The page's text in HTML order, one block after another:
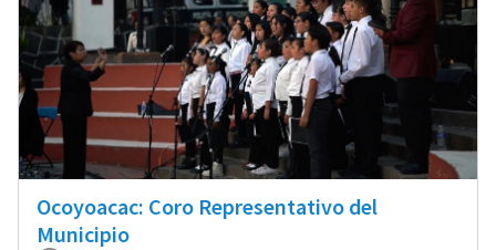
Ocoyoacac: Coro Representativo del
Municipio